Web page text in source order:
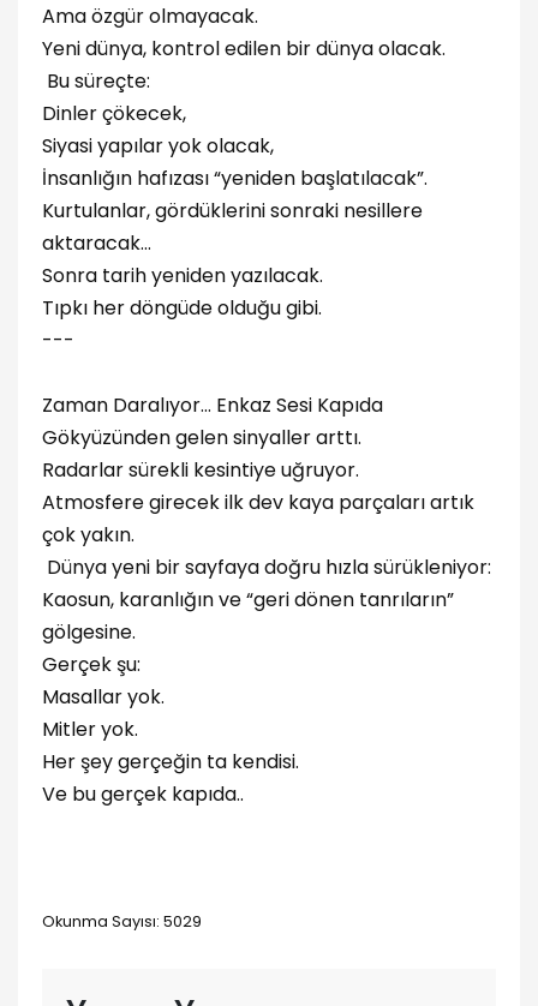
Ama özgür olmayacak.
Yeni dünya, kontrol edilen bir dünya olacak.
Bu süreçte:
Dinler çökecek,
Siyasi yapılar yok olacak,
İnsanlığın hafızası “yeniden başlatılacak”.
Kurtulanlar, gördüklerini sonraki nesillere
aktaracak…
Sonra tarih yeniden yazılacak.
Tıpkı her döngüde olduğu gibi.
---
Zaman Daralıyor… Enkaz Sesi Kapıda
Gökyüzünden gelen sinyaller arttı.
Radarlar sürekli kesintiye uğruyor.
Atmosfere girecek ilk dev kaya parçaları artık
çok yakın.
Dünya yeni bir sayfaya doğru hızla sürükleniyor:
Kaosun, karanlığın ve “geri dönen tanrıların”
gölgesine.
Gerçek şu:
Masallar yok.
Mitler yok.
Her şey gerçeğin ta kendisi.
Ve bu gerçek kapıda..
Okunma Sayısı: 5029